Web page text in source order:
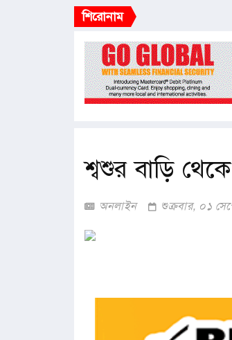
শিরোনাম
শ্বশুর বাড়ি
অনলাইন শুক্রবার, ০১